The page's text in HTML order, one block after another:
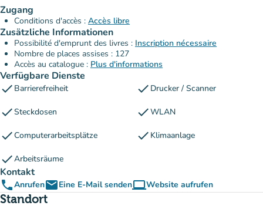
Zugang
Conditions d'accès : Accès libre
Zusätzliche Informationen
Possibilité d'emprunt des livres : Inscription nécessaire
Nombre de places assises : 127
Accès au catalogue : Plus d'informations
Verfügbare Dienste
check Barrierefreiheit check Drucker / Scanner
checkSteckdosen checkWLAN
checkComputerarbeitsplätze check Klimaanlage
checkArbeitsräume
Kontakt
phoneAnrufenemailEine E-Mail sendencomputerWebsite aufrufen
(new tab)
Standort